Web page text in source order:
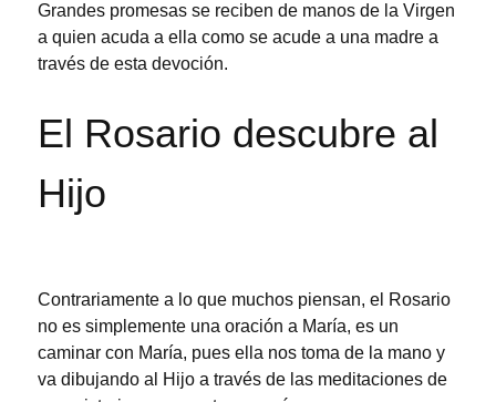
Grandes promesas se reciben de manos de la Virgen
a quien acuda a ella como se acude a una madre a
través de esta devoción.
El Rosario descubre al
Hijo
Contrariamente a lo que muchos piensan, el Rosario
no es simplemente una oración a María, es un
caminar con María, pues ella nos toma de la mano y
va dibujando al Hijo a través de las meditaciones de